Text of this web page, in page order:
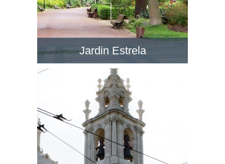
Jardin Estrela
Le Jardim da Estrela en face de la BasÃ­lica da
Estrela est un jardin romantique avec de petits
lacs, dans un style anglais. Visitez ce jardin !